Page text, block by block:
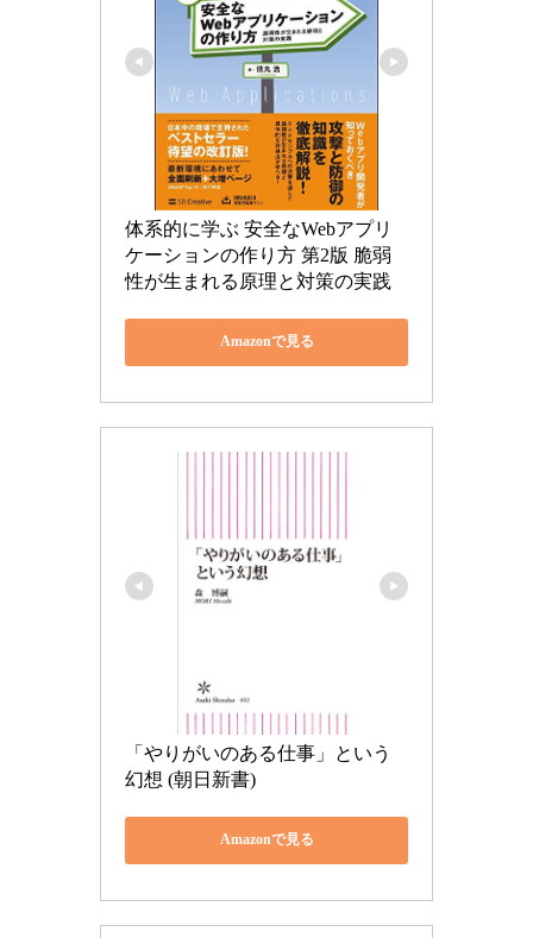
体系的に学ぶ 安全なWebアプリ
ケーションの作り方 第2版 脆弱
性が生まれる原理と対策の実践
Amazonで見る
「やりがいのある仕事」という
幻想 (朝日新書)
Amazonで見る